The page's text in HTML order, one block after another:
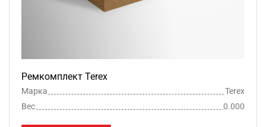
Ремкомплект Terex
Марка
Terex
Вес
0.000